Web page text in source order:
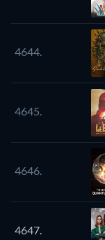
4644.
4645.
4646.
4647.